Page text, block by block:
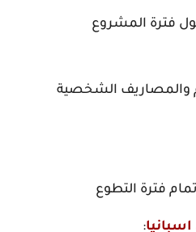
فترة المشروع
والمصاريف الشخصية
فترة التطوع
: